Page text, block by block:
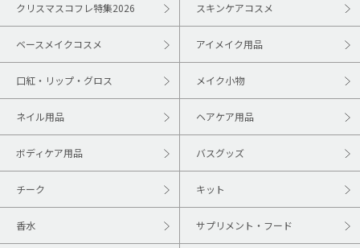
クリスマスコフレ特集2026 スキンケアコスメ
ベースメイクコスメ アイメイク用品
口紅・リップ・グロス メイク小物
ネイル用品 ヘアケア用品
ボディケア用品 バスグッズ
チーク キット
香水 サプリメント・フード